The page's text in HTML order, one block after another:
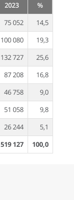
2023
%
75 052
14,5
100 080
19,3
132 727
25,6
87 208
16,8
46 758
9,0
51 058
9,8
26 244
5,1
519 127
100,0